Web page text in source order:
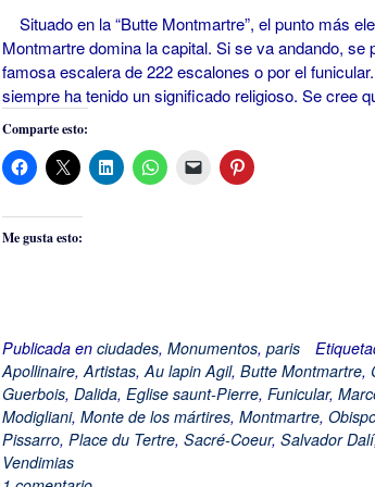
Situado en la “Butte Montmartre”, el punto más
Montmartre domina la capital. Si se va andando, se
famosa escalera de 222 escalones o por el
siempre ha tenido un significado religioso. Se cree
Comparte esto:
Me gusta esto:
Publicada en ciudades, Monumentos, paris
Apollinaire,Artistas,Au lapin Agil, Butte Montmartre,
Guerbois, Dalida, Eglise saunt-Pierre, Funicular,
Modigliani, Monte de los mártires, Montmartre,
Pissarro, Place du Tertre, Sacré-Coeur, Salvador Dalí
Vendimias